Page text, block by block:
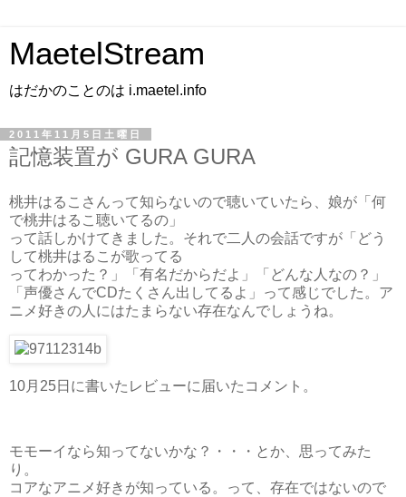
MaetelStream
はだかのことのは i.maetel.info
2011年11月5日土曜日
記憶装置が GURA GURA
桃井はるこさんって知らないので聴いていたら、娘が「何
で桃井はるこ聴いてるの」
って話しかけてきました。それで二人の会話ですが「どう
して桃井はるこが歌ってる
ってわかった？」「有名だからだよ」「どんな人なの？」
「声優さんでCDたくさん出してるよ」って感じでした。ア
ニメ好きの人にはたまらない存在なんでしょうね。
10月25日に書いたレビューに届いたコメント。
モモーイなら知ってないかな？・・・とか、思ってみた
り。
コアなアニメ好きが知っている。って、存在ではないので